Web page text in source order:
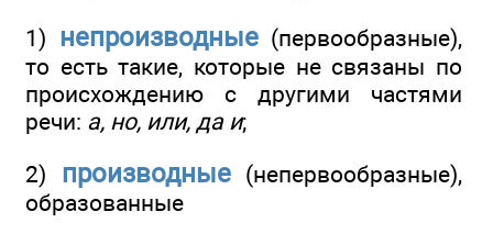
1) непроизводные(первообразные),
то есть такие, которые не связаны по
происхождению с другими частями
речи: а, но, или, да и;
2) производные(непервообразные),
образованные